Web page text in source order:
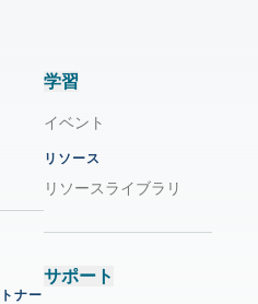
ナー
学習
イベント
リソース
リソースライブラリ
サポート